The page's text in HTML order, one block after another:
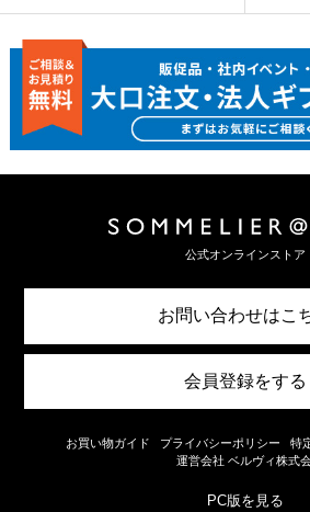
公式オンラインストア
お問い合わせはこ
会員登録をする
お買い物ガイド プライバシーポリシー
特
運営会社 ベルヴィ株式
PC版を見る